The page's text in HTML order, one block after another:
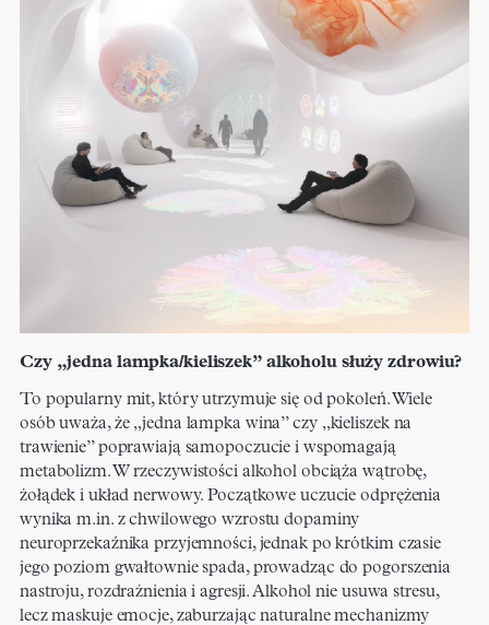
Czy „jedna lampka/kieliszek” alkoholu służy zdrowiu?
To popularny mit, który utrzymuje się od pokoleń. Wiele
osób uważa, że „jedna lampka wina” czy „kieliszek na
trawienie” poprawiają samopoczucie i wspomagają
metabolizm. W rzeczywistości alkohol obciąża wątrobę,
żołądek i układ nerwowy. Początkowe uczucie odprężenia
wynika m.in. z chwilowego wzrostu dopaminy
neuroprzekaźnika przyjemności, jednak po krótkim czasie
jego poziom gwałtownie spada, prowadząc do pogorszenia
nastroju, rozdrażnienia i agresji. Alkohol nie usuwa stresu,
lecz maskuje emocje, zaburzając naturalne mechanizmy